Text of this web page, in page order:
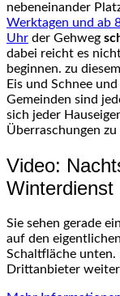
nebeneinander
Werktagen und ab
Uhr der Gehweg
dabei reicht es
beginnen. zu
Eis und Schnee
Gemeinden sind
sich jeder
Überraschungen zu
Video:
Winterdienst
Sie sehen gerade
auf den
Schaltfläche unten.
Drittanbieter